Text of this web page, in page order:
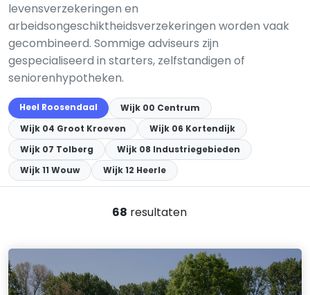
levensverzekeringen en
arbeidsongeschiktheidsverzekeringen worden vaak
gecombineerd. Sommige adviseurs zijn
gespecialiseerd in starters, zelfstandigen of
seniorenhypotheken.
Heel Roosendaal
Wijk 00 Centrum
Wijk 04 Groot Kroeven
Wijk 06 Kortendijk
Wijk 07 Tolberg
Wijk 08 Industriegebieden
Wijk 11 Wouw
Wijk 12 Heerle
68 resultaten